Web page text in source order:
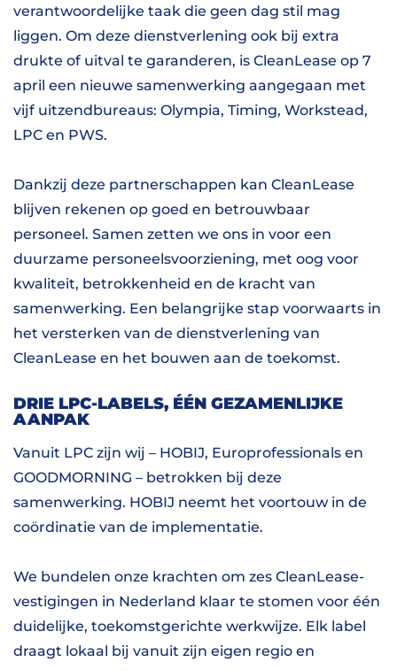
verantwoordelijke taak die geen dag stil mag
liggen. Om deze dienstverlening ook bij extra
drukte of uitval te garanderen, is CleanLease op 7
april een nieuwe samenwerking aangegaan met
vijf uitzendbureaus: Olympia, Timing, Workstead,
LPC en PWS.
Dankzij deze partnerschappen kan CleanLease
blijven rekenen op goed en betrouwbaar
personeel. Samen zetten we ons in voor een
duurzame personeelsvoorziening, met oog voor
kwaliteit, betrokkenheid en de kracht van
samenwerking. Een belangrijke stap voorwaarts in
het versterken van de dienstverlening van
CleanLease en het bouwen aan de toekomst.
DRIE LPC-LABELS, ÉÉN GEZAMENLIJKE
AANPAK
Vanuit LPC zijn wij – HOBIJ, Europrofessionals en
GOODMORNING – betrokken bij deze
samenwerking. HOBIJ neemt het voortouw in de
coördinatie van de implementatie.
We bundelen onze krachten om zes CleanLease-
vestigingen in Nederland klaar te stomen voor één
duidelijke, toekomstgerichte werkwijze. Elk label
draagt lokaal bij vanuit zijn eigen regio en